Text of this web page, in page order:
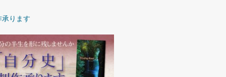
承ります